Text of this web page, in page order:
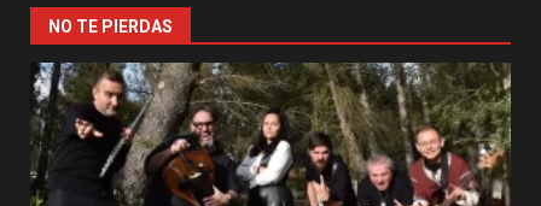
NO TE PIERDAS